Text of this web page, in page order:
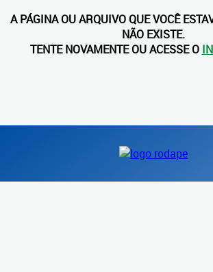
A PÁGINA OU ARQUIVO QUE VOCÊ
NÃO EXISTE.
TENTE NOVAMENTE OU ACESSE O